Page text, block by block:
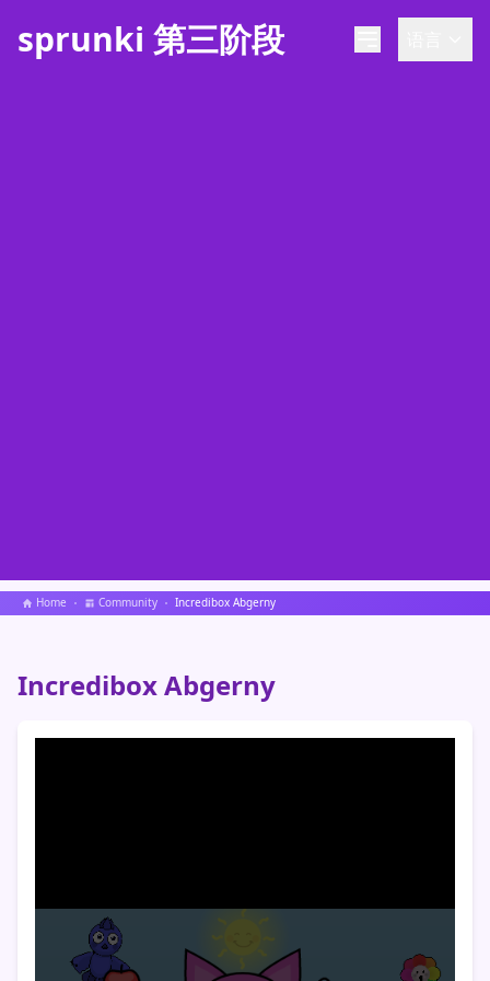
sprunki 第三阶段
Home Community Incredibox Abgerny
Incredibox Abgerny